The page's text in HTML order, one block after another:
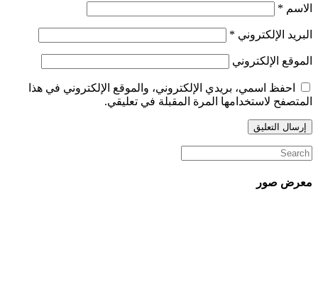
الاسم *
البريد الإلكتروني *
الموقع الإلكتروني
احفظ اسمي، بريدي الإلكتروني، والموقع الإلكتروني في هذا
المتصفح لاستخدامها المرة المقبلة في تعليقي.
معرض صور